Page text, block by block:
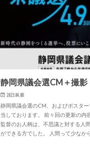
静岡県議会選CM＋撮影
2023.04.08
静岡県議会選のCM、およびポスタ
当しております。 前々回の更新の内
監督のお人柄は、不思議と対する人
ができる方でした。 人間って少なか